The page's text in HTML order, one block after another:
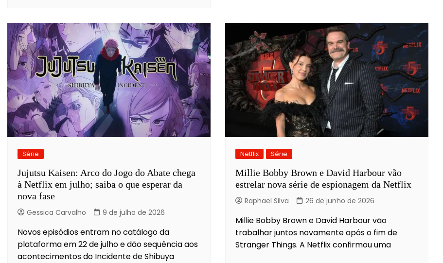
Série
Jujutsu Kaisen: Arco do Jogo do Abate chega
à Netflix em julho; saiba o que esperar da
nova fase
Gessica Carvalho 9 de julho de 2026
Novos episódios entram no catálogo da
plataforma em 22 de julho e dão sequência aos
acontecimentos do Incidente de Shibuya
Netflix Série
Millie Bobby Brown e David Harbour vão
estrelar nova série de espionagem da Netflix
Raphael Silva 26 de junho de 2026
Millie Bobby Brown e David Harbour vão
trabalhar juntos novamente após o fim de
Stranger Things. A Netflix confirmou uma